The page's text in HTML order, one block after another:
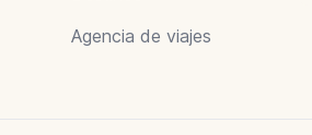
Agencia de viajes